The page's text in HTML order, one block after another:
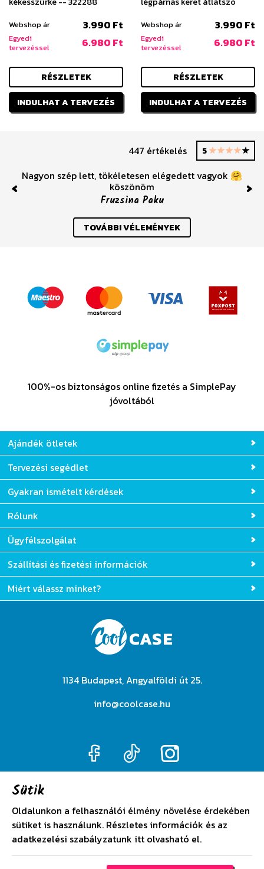
Webshop ár 3.990 Ft
Egyedi
tervezéssel
6.980 Ft
RÉSZLETEK
INDULHAT A TERVEZÉS
Webshop ár 3.990 Ft
Egyedi
tervezéssel
6.980 Ft
RÉSZLETEK
INDULHAT A TERVEZÉS
447 értékelés 5
Nagyon szép lett, tökéletesen elégedett vagyok 🤗
köszönöm
Fruzsina Paku
TOVÁBBI VÉLEMÉNYEK
100%-os biztonságos online fizetés a SimplePay
Ajándék ötletek
Tervezési segédlet
Gyakran ismételt kérdések
Rólunk
Ügyfélszolgálat
Szállítási és fizetési információk
Miért válassz minket?
Adatkezelési szabályzat
Általános szerződési feltételek
Sütik
Oldalunkon a felhasználói élmény növelése érdekében
sütiket is használunk. Részletes információk és az
adatkezelési szabályzatunk itt olvasható el.